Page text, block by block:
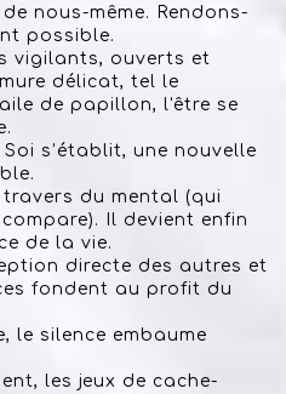
nous-même. Rendons-
possible.
vigilants, ouverts et
délicat, tel le
de papillon, l'être se
s’établit, une nouvelle
du mental (qui
Il devient enfin
de la vie.
directe des autres et
fondent au profit du
le silence embaume
les jeux de cache-